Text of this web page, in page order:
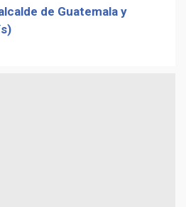
de Guatemala y